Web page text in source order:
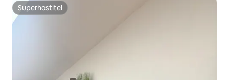
Superhostiteľ
Superhostiteľ